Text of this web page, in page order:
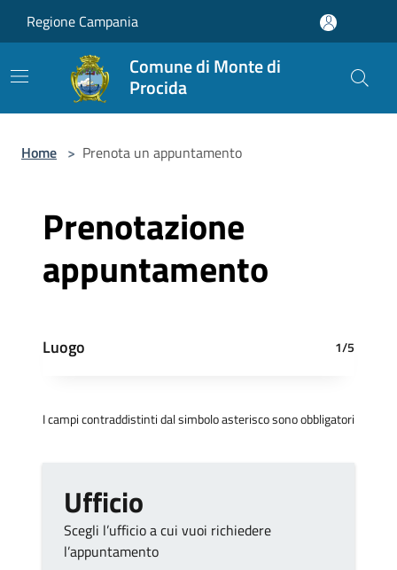
Regione Campania
Comune di Monte di
Procida
Home > Prenota un appuntamento
Prenotazione
appuntamento
Luogo 1/5
I campi contraddistinti dal simbolo asterisco sono obbligatori
Ufficio
Scegli l’ufficio a cui vuoi richiedere
l’appuntamento